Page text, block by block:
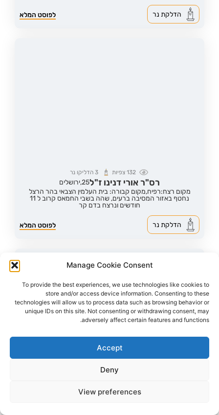
Manage Cookie Consent
To provide the best experiences, we use technologies like cookies to
store and/or access device information. Consenting to these
technologies will allow us to process data such as browsing behavior or
unique IDs on this site. Not consenting or withdrawing consent, may
adversely affect certain features and functions.
Accept
Deny
View preferences
לפוסט המלא הדלקת נר
132 צפיות 3הדליקו נר
רס"ר אורי דנינו ז"ל25,ירושלים
מקום רצח:רפיח,מקום קבורה: בית העלמין הצבאי בהר הרצל
נחטף באזור המסיבה ברעים, שהה בשבי החמאס קרוב ל 11
חודשים ונרצח בדם קר
לפוסט המלא הדלקת נר
עדן ירושלמי ז"ל 24,תל אביב